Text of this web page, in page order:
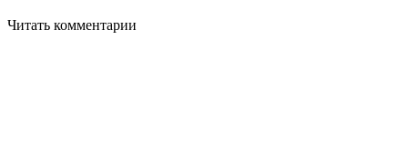
Читать комментарии